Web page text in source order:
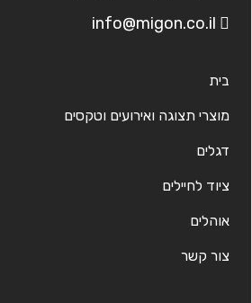
info@migon.co.il
בית
מוצרי תצוגה ואירועים וטקסים
דגלים
ציוד לחיילים
אוהלים
צור קשר